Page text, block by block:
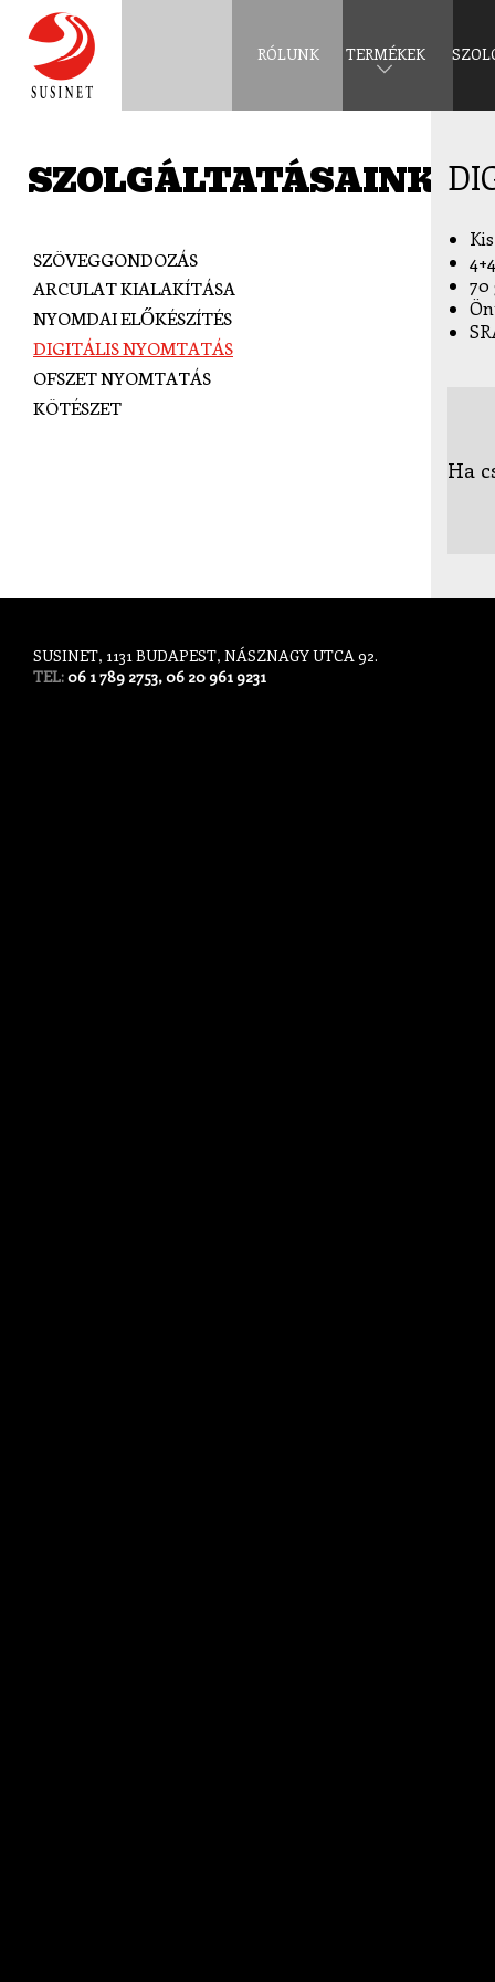
Ugrás a tartalomra
RÓLUNK TERMÉKEK
SZOLGÁLTATÁSAINK
SZÖVEGGONDOZÁS
ARCULAT KIALAKÍTÁSA
NYOMDAI ELŐKÉSZÍTÉS
DIGITÁLIS NYOMTATÁS
OFSZET NYOMTATÁS
KÖTÉSZET
70
Ha
SUSINET, 1131 BUDAPEST, NÁSZNAGY UTCA 92.
TEL:06 1 789 2753, 06 20 961 9231